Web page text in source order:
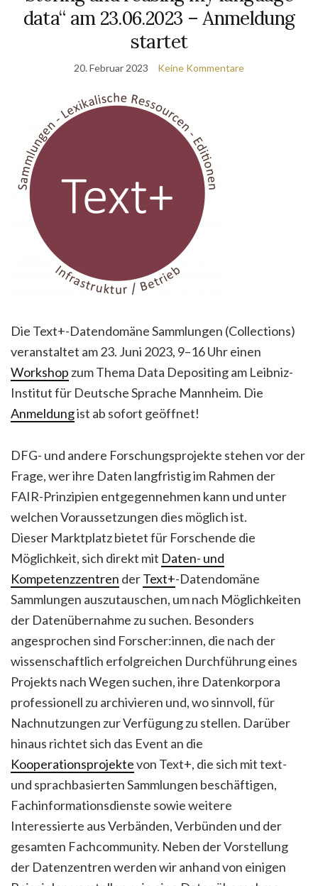
data“ am 23.06.2023 – Anmeldung
startet
20. Februar 2023 Keine Kommentare
Die Text+-Datendomäne Sammlungen (Collections)
veranstaltet am 23. Juni 2023, 9–16 Uhr einen
Workshop zum Thema Data Depositing am Leibniz-
Institut für Deutsche Sprache Mannheim. Die
Anmeldungist ab sofort geöffnet!
DFG- und andere Forschungsprojekte stehen vor der
Frage, wer ihre Daten langfristig im Rahmen der
FAIR-Prinzipien entgegennehmen kann und unter
welchen Voraussetzungen dies möglich ist.
Dieser Marktplatz bietet für Forschende die
Möglichkeit, sich direkt mit Daten- und
Kompetenzzentren derText+-Datendomäne
Sammlungen auszutauschen, um nach Möglichkeiten
der Datenübernahme zu suchen. Besonders
angesprochen sind Forscher:innen, die nach der
wissenschaftlich erfolgreichen Durchführung eines
Projekts nach Wegen suchen, ihre Datenkorpora
professionell zu archivieren und, wo sinnvoll, für
Nachnutzungen zur Verfügung zu stellen. Darüber
hinaus richtet sich das Event an die
Kooperationsprojektevon Text+, die sich mit text-
und sprachbasierten Sammlungen beschäftigen,
Fachinformationsdienste sowie weitere
Interessierte aus Verbänden, Verbünden und der
gesamten Fachcommunity. Neben der Vorstellung
der Datenzentren werden wir anhand von einigen